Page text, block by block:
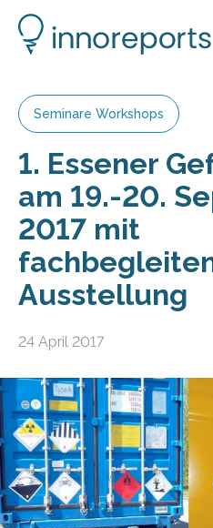
Seminare Workshops
1. Essener
am 19.-20.
2017 mit
Ausstellung
24 April 2017